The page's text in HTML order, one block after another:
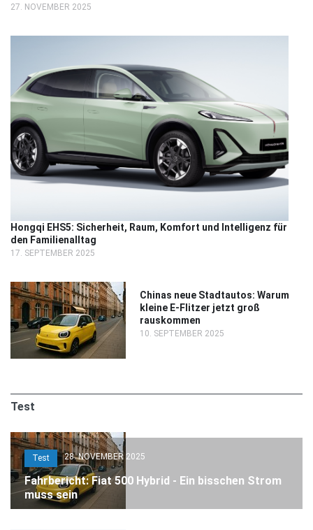
27. NOVEMBER 2025
Hongqi EHS5: Sicherheit, Raum, Komfort und Intelligenz für
den Familienalltag
17. SEPTEMBER 2025
Chinas neue Stadtautos: Warum
kleine E-Flitzer jetzt groß
rauskommen
10. SEPTEMBER 2025
Test
Test 28. NOVEMBER 2025
Fahrbericht: Fiat 500 Hybrid - Ein bisschen Strom
muss sein